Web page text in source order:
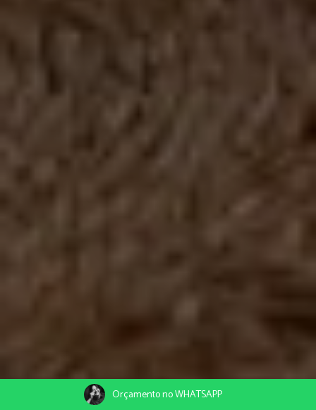
Orçamento no WHATSAPP